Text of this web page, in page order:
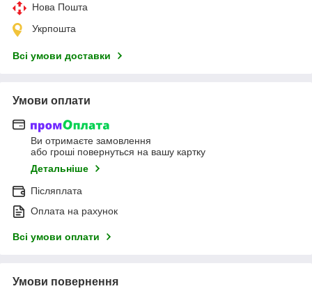
Нова Пошта
Укрпошта
Всі умови доставки
Умови оплати
Ви отримаєте замовлення
або гроші повернуться на вашу картку
Детальніше
Післяплата
Оплата на рахунок
Всі умови оплати
Умови повернення